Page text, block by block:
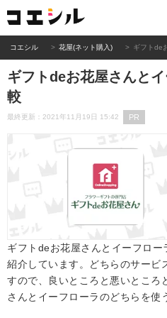
コエシル 花屋(ネット購入) ギフトde
ギフトdeお花屋さんと
較
最終更新：2021年11月19日 15:42 PR
ギフトdeお花屋さんとイーフロ
紹介しています。どちらのサービ
すので、良いところと悪いところ
さんとイーフローラのどちらを使